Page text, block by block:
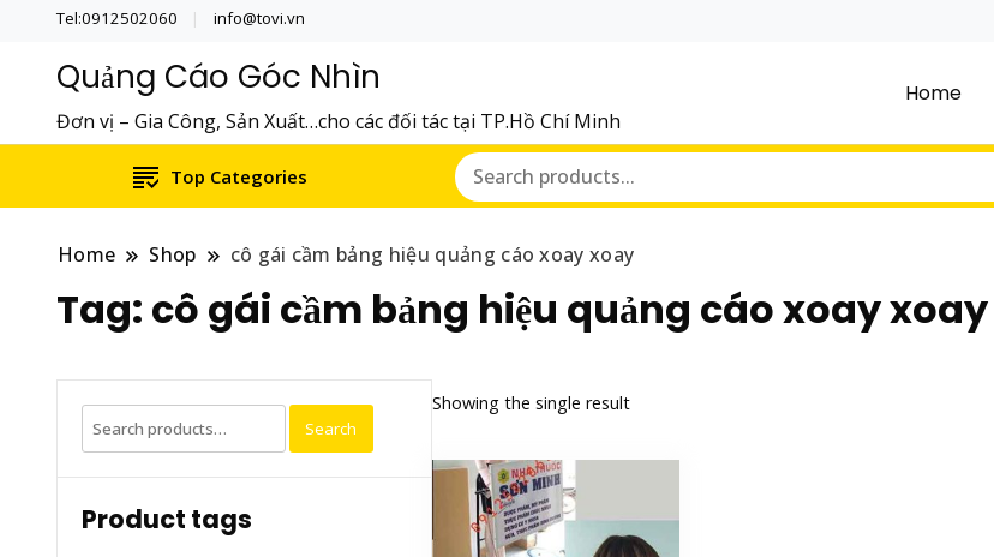
Tel:0912502060 info@tovi.vn
Quảng Cáo Góc Nhìn
Đơn vị – Gia Công, Sản Xuất…cho các đối tác tại TP.Hồ Chí Minh
Home
Top Categories
Home Shop cô gái cầm bảng hiệu quảng cáo xoay xoay
Tag: cô gái cầm bảng hiệu quảng cáo xoay xoay
Showing the single result
Search
for:
Search
Product tags